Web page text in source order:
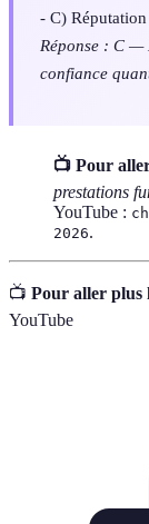
- C) Réputation
Réponse : C —
confiance
📺 Pour
prestations
YouTube :
2026.
📺 Pour aller plus
YouTube